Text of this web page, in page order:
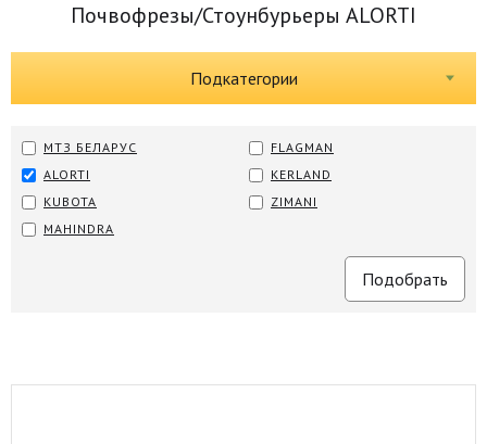
Почвофрезы/Стоунбурьеры ALORTI
Подкатегории
МТЗ БЕЛАРУС
ALORTI
FLAGMAN
KERLAND
KUBOTA
MAHINDRA
ZIMANI